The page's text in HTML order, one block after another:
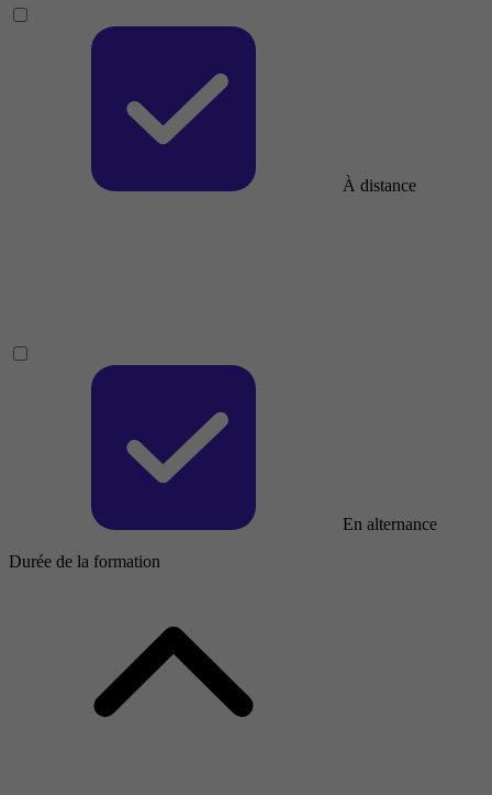
À distance
En alternance
Durée de la formation